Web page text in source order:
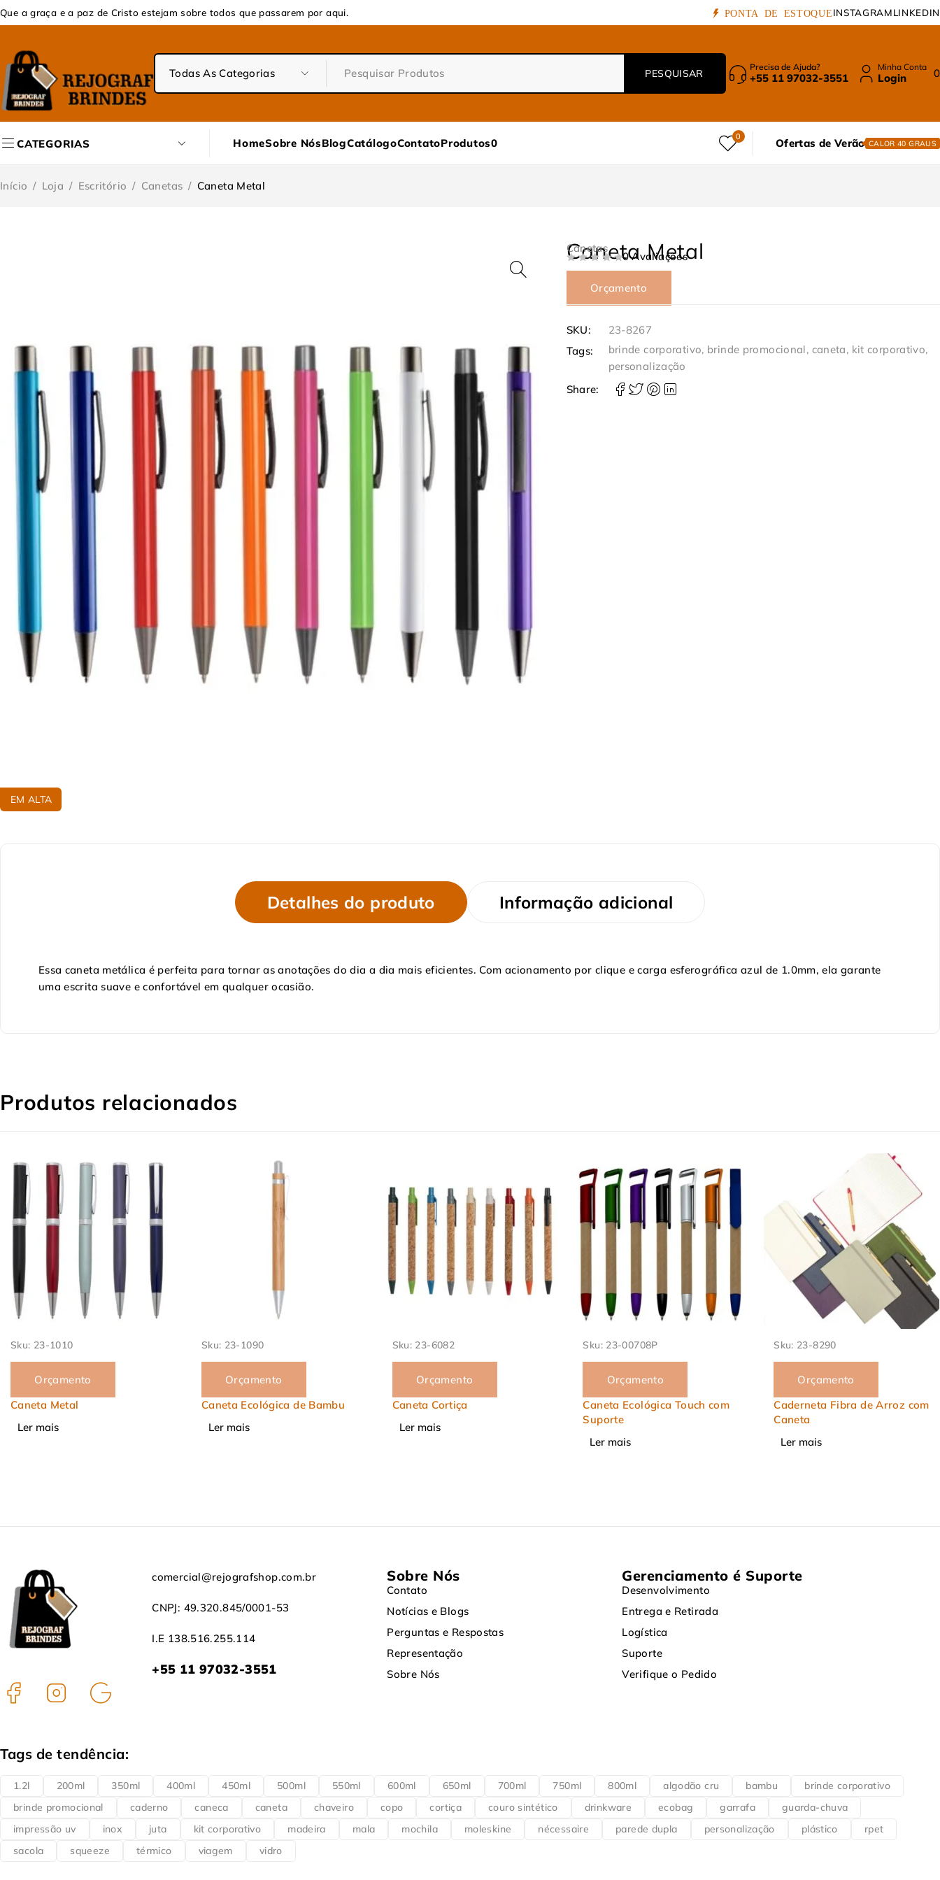
Que a graça e a paz de Cristo estejam sobre todos que passarem por aqui. PONTA DE ESTOQUE INSTAGRAMLINKEDIN
Precisa de Ajuda?
+55 11 97032-3551
Minha Conta
Login 0
CATEGORIAS HomeSobre NósBlogCatálogoContatoProdutos0 0 Ofertas de Verão CALOR 40 GRAUS
Início / Loja / Escritório / Canetas / Caneta Metal
EM ALTA
Canetas
Caneta Metal
0 Avaliações
Orçamento
SKU:
23-8267
Tags:
brinde corporativo, brinde promocional, caneta, kit corporativo,
personalização
Share:
Detalhes do produto Informação adicional
Essa caneta metálica é perfeita para tornar as anotações do dia a dia mais eficientes. Com acionamento por clique e carga esferográfica azul de 1.0mm, ela garante
uma escrita suave e confortável em qualquer ocasião.
Produtos relacionados
Sku: 23-1090
Orçamento
Caneta Ecológica de Bambu
Ler mais
Sku: 23-6082
Orçamento
Caneta Cortiça
Ler mais
Sku: 23-00708P
Orçamento
Caneta Ecológica Touch com
Sku: 23-8290
Orçamento
Caderneta Fibra de Arroz com
Caneta
Ler mais
Sku: 23-8102
Orçamento
Caneta Ecológica Touch
Ler mais
comercial@rejografshop.com.br
CNPJ: 49.320.845/0001-53
I.E 138.516.255.114
+55 11 97032-3551
Sobre Nós
Contato
Notícias e Blogs
Perguntas e Respostas
Representação
Sobre Nós
Gerenciamento é Suporte
Desenvolvimento
Entrega e Retirada
Logística
Suporte
Verifique o Pedido
Tags de tendência:
1.2l 200ml 350ml 400ml 450ml 500ml 550ml 600ml 650ml 700ml 750ml 800ml algodão cru bambu
brinde corporativo
brinde promocional
caderno caneca caneta chaveiro copo cortiça couro sintético drinkware ecobag garrafa
guarda-chuva
impressão uv
inox juta kit corporativo madeira mala mochila moleskine nécessaire parede dupla personalização plástico
rpet
sacola
squeeze térmico viagem vidro